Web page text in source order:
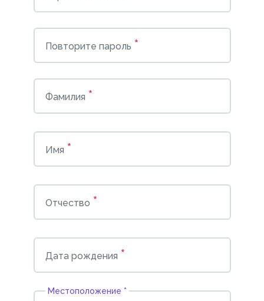
Повторите пароль *
Фамилия *
Имя *
Отчество *
Дата рождения *
Местоположение *